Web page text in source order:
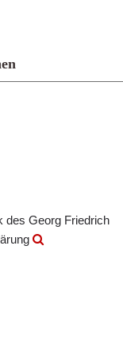
des Georg Friedrich